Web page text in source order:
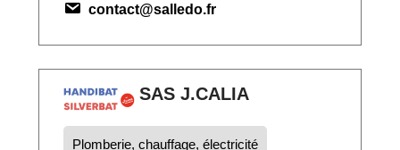
contact@salledo.fr
SAS J.CALIA
Plomberie, chauffage, électricité